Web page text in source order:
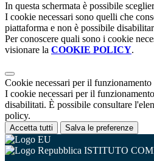
In questa schermata è possibile
I cookie necessari sono quelli che
piattaforma e non è possibile
Per conoscere quali sono i cookie
visionare la COOKIE POLICY.
Cookie necessari per il funzionamento
I cookie necessari per il
disabilitati. È possibile consultare
policy.
Accetta tutti Salva le preferenze
ISTITUTO